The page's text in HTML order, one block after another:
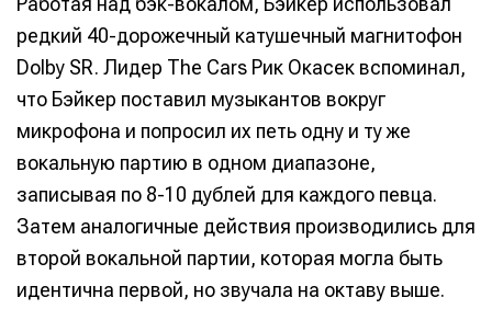
редкий 40-дорожечный катушечный магнитофон
Dolby SR. Лидер The Cars Рик Окасек вспоминал,
что Бэйкер поставил музыкантов вокруг
микрофона и попросил их петь одну и ту же
вокальную партию в одном диапазоне,
записывая по 8-10 дублей для каждого певца.
Затем аналогичные действия производились для
второй вокальной партии, которая могла быть
идентична первой, но звучала на октаву выше.